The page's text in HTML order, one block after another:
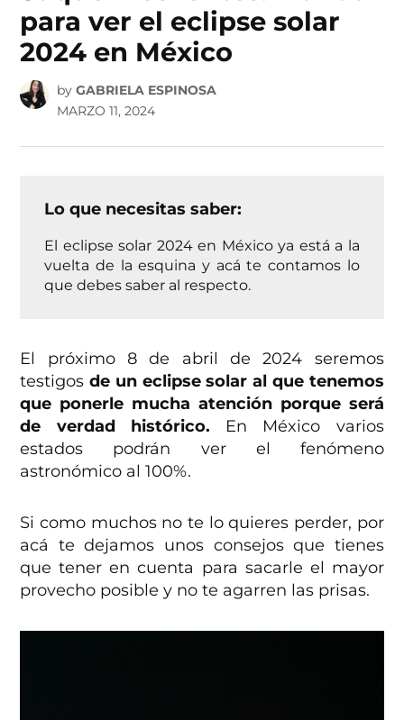
para ver el eclipse solar
2024 en México
by GABRIELA ESPINOSA
MARZO 11, 2024
Lo que necesitas saber:
El eclipse solar 2024 en México ya está a la
vuelta de la esquina y acá te contamos lo
que debes saber al respecto.
El próximo 8 de abril de 2024 seremos
testigosde un eclipse solar al que tenemos
que ponerle mucha atención porque será
de verdad histórico. En México varios
estados podrán ver el fenómeno
astronómico al 100%.
Si como muchos no te lo quieres perder, por
acá te dejamos unos consejos que tienes
que tener en cuenta para sacarle el mayor
provecho posible y no te agarren las prisas.